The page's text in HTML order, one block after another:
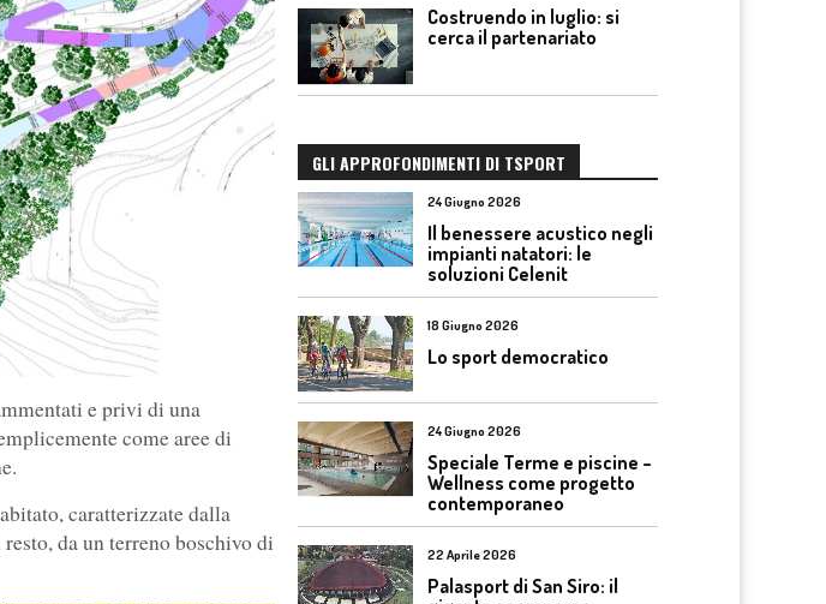
e privi di una
come aree di
caratterizzate dalla
da un terreno boschivo di
Costruendo in luglio: si
cerca il partenariato
GLI APPROFONDIMENTI DI TSPORT
24 Giugno 2026
Il benessere acustico negli
impianti natatori: le
soluzioni Celenit
18 Giugno 2026
Lo sport democratico
24 Giugno 2026
Speciale Terme e piscine –
Wellness come progetto
contemporaneo
22 Aprile 2026
Palasport di San Siro: il